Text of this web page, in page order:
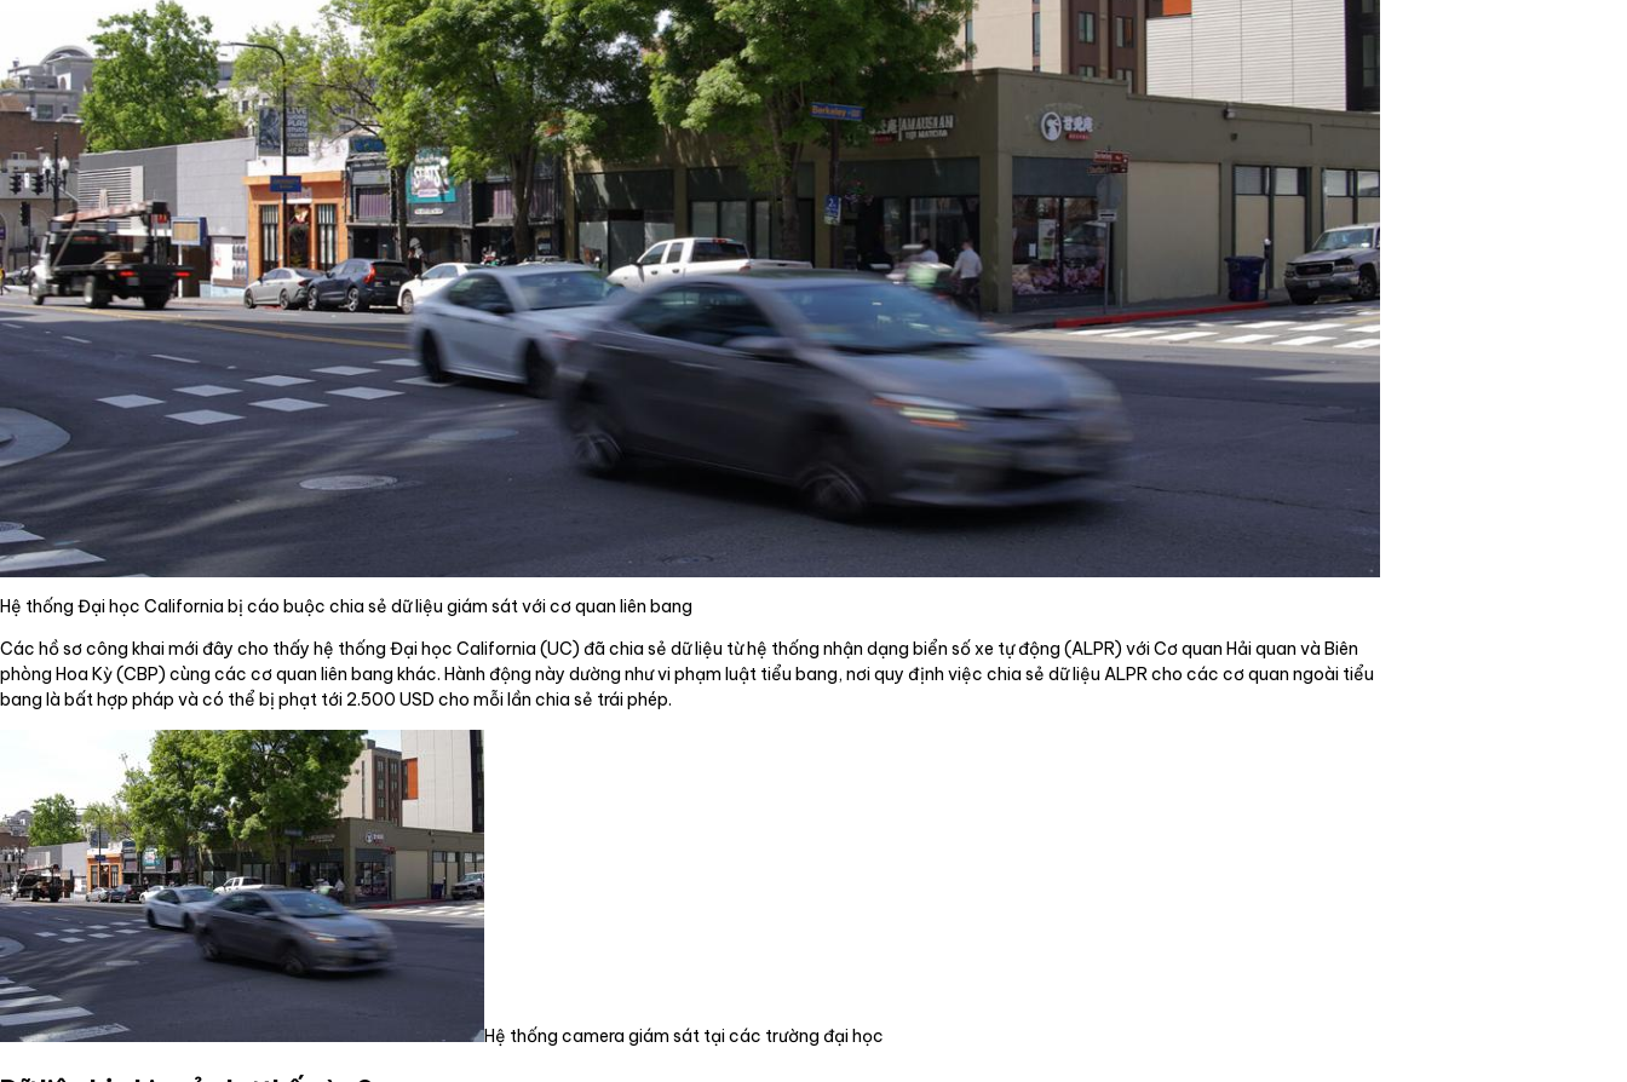
Hệ thống Đại học California bị cáo buộc chia sẻ dữ liệu giám sát với cơ quan liên bang
Các hồ sơ công khai mới đây cho thấy hệ thống Đại học California (UC) đã chia sẻ dữ liệu từ hệ thống nhận dạng biển số xe tự động (ALPR) với Cơ quan Hải quan và Biên
phòng Hoa Kỳ (CBP) cùng các cơ quan liên bang khác. Hành động này dường như vi phạm luật tiểu bang, nơi quy định việc chia sẻ dữ liệu ALPR cho các cơ quan ngoài tiểu
bang là bất hợp pháp và có thể bị phạt tới 2.500 USD cho mỗi lần chia sẻ trái phép.
Hệ thống camera giám sát tại các trường đại học